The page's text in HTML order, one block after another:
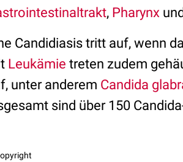
, Pharynx
Candidiasis tritt auf, wenn
Leukämie treten zudem
unter anderem Candida
sind über 150